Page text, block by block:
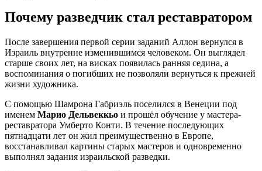
Почему разведчик стал реставратором
После завершения первой серии заданий Аллон вернулся в
Израиль внутренне изменившимся человеком. Он выглядел
старше своих лет, на висках появилась ранняя седина, а
воспоминания о погибших не позволяли вернуться к прежней
жизни художника.
С помощью Шамрона Габриэль поселился в Венеции под
именем Марио Дельвеккьо и прошёл обучение у мастера-
реставратора Умберто Конти. В течение последующих
пятнадцати лет он жил преимущественно в Европе,
восстанавливал картины старых мастеров и одновременно
выполнял задания израильской разведки.